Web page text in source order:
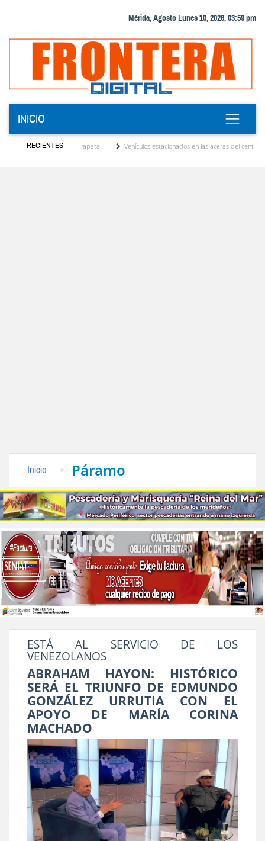
Mérida, Agosto Lunes 10, 2026, 03:59 pm
INICIO
RECIENTES
Andy Younes en Ayapata
Vehículos estacionados en las aceras del centro de
Inicio Páramo
ESTÁ AL SERVICIO DE LOS
VENEZOLANOS
ABRAHAM HAYON: HISTÓRICO
SERÁ EL TRIUNFO DE EDMUNDO
GONZÁLEZ URRUTIA CON EL
APOYO DE MARÍA CORINA
MACHADO